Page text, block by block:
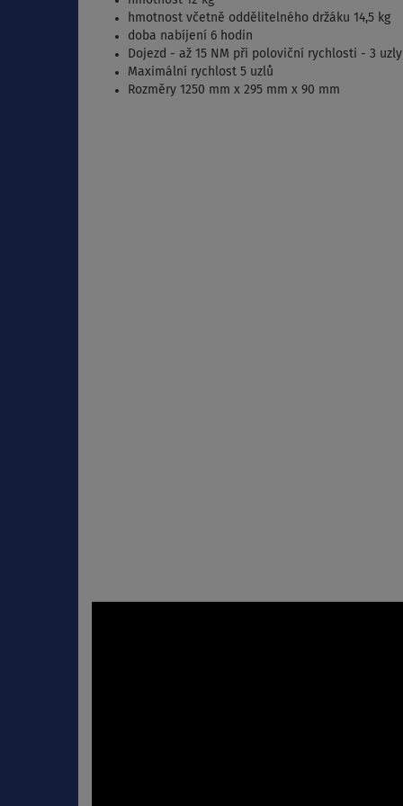
hmotnost včetně oddělitelného držáku 14,5 kg
doba nabíjení 6 hodin
Dojezd - až 15 NM při poloviční rychlosti - 3 uzly
Maximální rychlost 5 uzlů
Rozměry 1250 mm x 295 mm x 90 mm